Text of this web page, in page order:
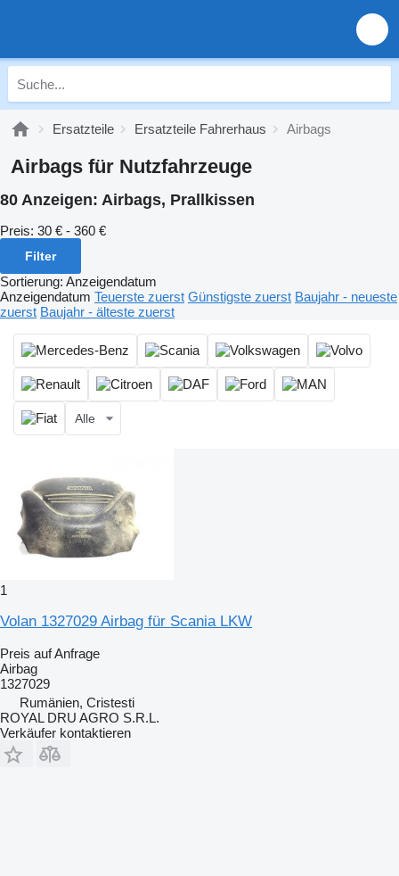
Ersatzteile Ersatzteile Fahrerhaus Airbags
Airbags für Nutzfahrzeuge
80 Anzeigen: Airbags, Prallkissen
Preis: 30 € - 360 €
Filter
Sortierung: Anzeigendatum
Anzeigendatum Teuerste zuerst Günstigste zuerst Baujahr - neueste
zuerst Baujahr - älteste zuerst
Alle
1
Volan 1327029 Airbag für Scania LKW
Preis auf Anfrage
Airbag
1327029
Rumänien, Cristesti
ROYAL DRU AGRO S.R.L.
Verkäufer kontaktieren